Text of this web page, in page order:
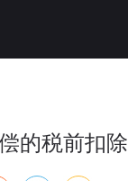
的税前扣除